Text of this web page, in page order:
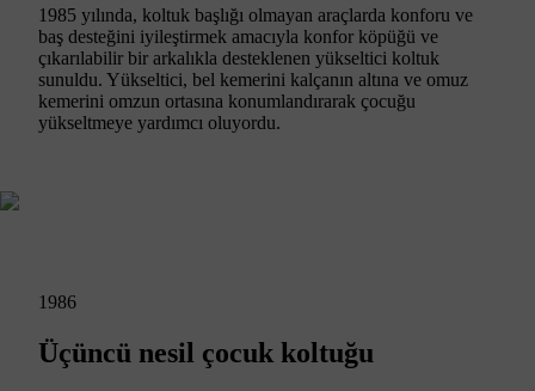
1985 yılında, koltuk başlığı olmayan araçlarda konforu ve
baş desteğini iyileştirmek amacıyla konfor köpüğü ve
çıkarılabilir bir arkalıkla desteklenen yükseltici koltuk
sunuldu. Yükseltici, bel kemerini kalçanın altına ve omuz
kemerini omzun ortasına konumlandırarak çocuğu
yükseltmeye yardımcı oluyordu.
1986
Üçüncü nesil çocuk koltuğu